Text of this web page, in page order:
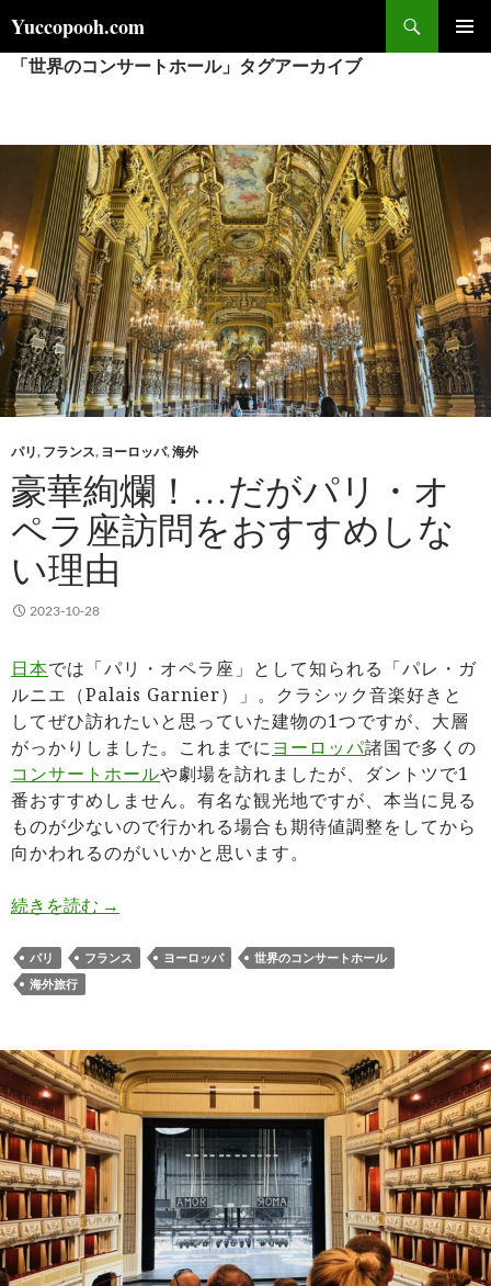
ン
へ
ッ
プ
Yuccopooh.com
索
「世界のコンサートホール」タグアーカイブ
パリ, フランス, ヨーロッパ,海外
豪華絢爛！…だがパリ・オ
ペラ座訪問をおすすめしな
い理由
2023-10-28
日本では「パリ・オペラ座」として知られる「パレ・ガ
ルニエ（Palais Garnier）」。クラシック音楽好きと
してぜひ訪れたいと思っていた建物の1つですが、大層
がっかりしました。これまでにヨーロッパ諸国で多くの
コンサートホールや劇場を訪れましたが、ダントツで1
番おすすめしません。有名な観光地ですが、本当に見る
ものが少ないので行かれる場合も期待値調整をしてから
向かわれるのがいいかと思います。
続きを読む 豪華絢爛！…だがパリ・オペラ座訪問をおすすめ
→
パリ フランス ヨーロッパ
世界のコンサートホール
海外旅行